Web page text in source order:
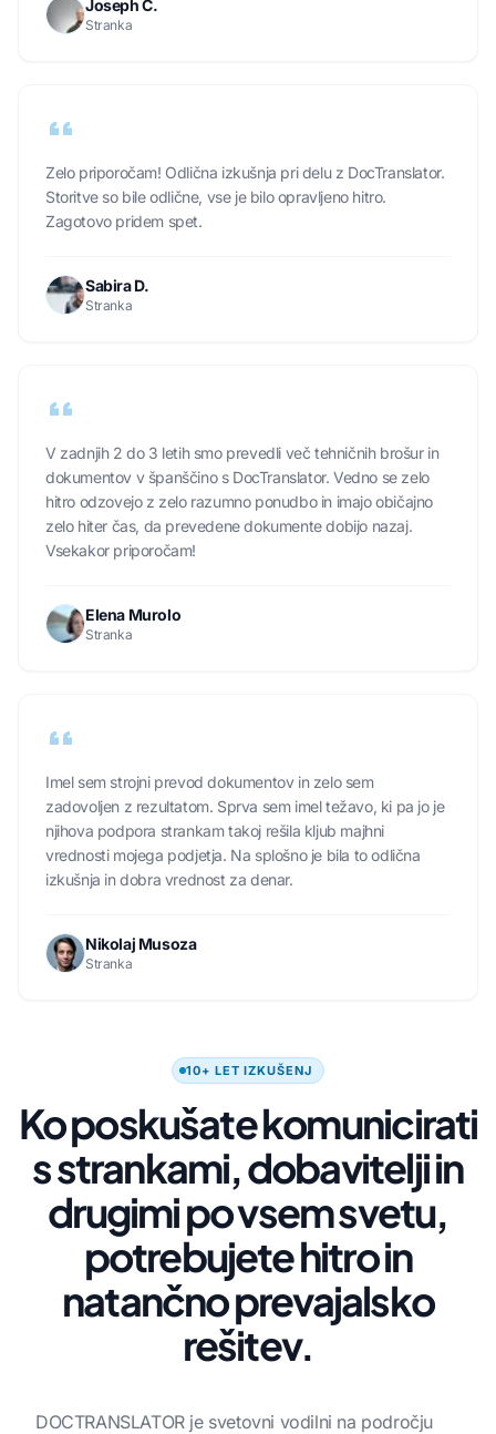
Joseph C.
Stranka
Zelo priporočam! Odlična izkušnja pri delu z DocTranslator.
Storitve so bile odlične, vse je bilo opravljeno hitro.
Zagotovo pridem spet.
Sabira D.
Stranka
V zadnjih 2 do 3 letih smo prevedli več tehničnih brošur in
dokumentov v španščino s DocTranslator. Vedno se zelo
hitro odzovejo z zelo razumno ponudbo in imajo običajno
zelo hiter čas, da prevedene dokumente dobijo nazaj.
Vsekakor priporočam!
Elena Murolo
Stranka
Imel sem strojni prevod dokumentov in zelo sem
zadovoljen z rezultatom. Sprva sem imel težavo, ki pa jo je
njihova podpora strankam takoj rešila kljub majhni
vrednosti mojega podjetja. Na splošno je bila to odlična
izkušnja in dobra vrednost za denar.
Nikolaj Musoza
Stranka
10+ LET IZKUŠENJ
Ko poskušate komunicirati
s strankami, dobavitelji in
drugimi po vsem svetu,
potrebujete hitro in
natančno prevajalsko
rešitev.
DOCTRANSLATOR je svetovni vodilni na področju